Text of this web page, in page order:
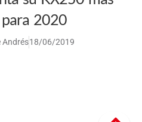
2020
Andrés18/06/2019